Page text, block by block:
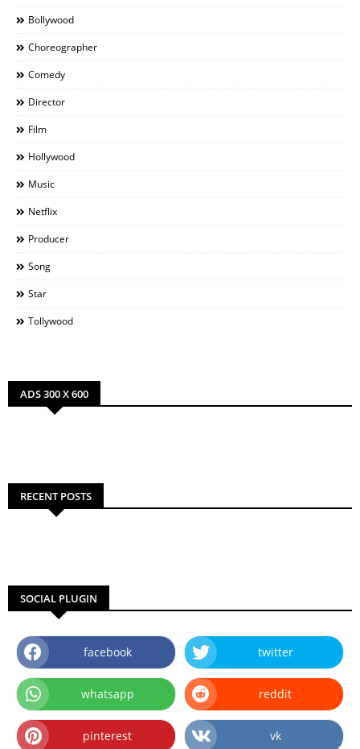
Bollywood
Choreographer
Comedy
Director
Film
Hollywood
Music
Netflix
Producer
Song
Star
Tollywood
ADS 300 X 600
RECENT POSTS
SOCIAL PLUGIN
facebook twitter
whatsapp reddit
pinterest vk